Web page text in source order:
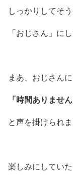
しっかりしてそ
「おじさん」に
まあ、おじさんに
「時間ありません
と声を掛けられま
楽しみにしてい